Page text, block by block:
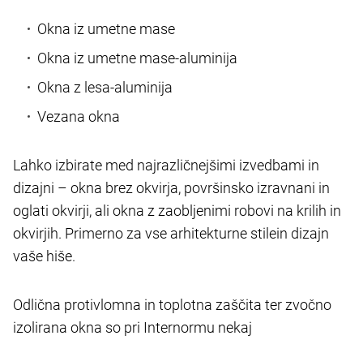
Okna iz umetne mase
Okna iz umetne mase-aluminija
Okna z lesa-aluminija
Vezana okna
Lahko izbirate med najrazličnejšimi izvedbami in
dizajni – okna brez okvirja, površinsko izravnani in
oglati okvirji, ali okna z zaobljenimi robovi na krilih in
okvirjih. Primerno za vse arhitekturne stilein dizajn
vaše hiše.
Odlična protivlomna in toplotna zaščita ter zvočno
izolirana okna so pri Internormu nekaj